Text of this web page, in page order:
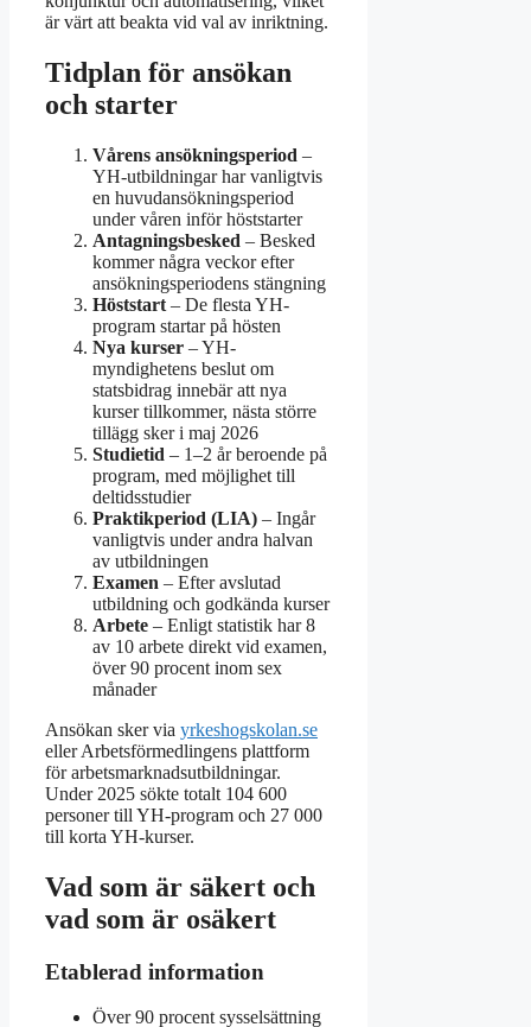
är värt att beakta vid val av inriktning.
Tidplan för ansökan
och starter
Vårens ansökningsperiod –
YH-utbildningar har vanligtvis
en huvudansökningsperiod
under våren inför höststarter
Antagningsbesked – Besked
kommer några veckor efter
ansökningsperiodens stängning
Höststart – De flesta YH-
program startar på hösten
Nya kurser – YH-
myndighetens beslut om
statsbidrag innebär att nya
kurser tillkommer, nästa större
tillägg sker i maj 2026
Studietid – 1–2 år beroende på
program, med möjlighet till
deltidsstudier
Praktikperiod (LIA) – Ingår
vanligtvis under andra halvan
av utbildningen
Examen – Efter avslutad
utbildning och godkända kurser
Arbete – Enligt statistik har 8
av 10 arbete direkt vid examen,
över 90 procent inom sex
månader
Ansökan sker via yrkeshogskolan.se
eller Arbetsförmedlingens plattform
för arbetsmarknadsutbildningar.
Under 2025 sökte totalt 104 600
personer till YH-program och 27 000
till korta YH-kurser.
Vad som är säkert och
vad som är osäkert
Etablerad information
Över 90 procent sysselsättning